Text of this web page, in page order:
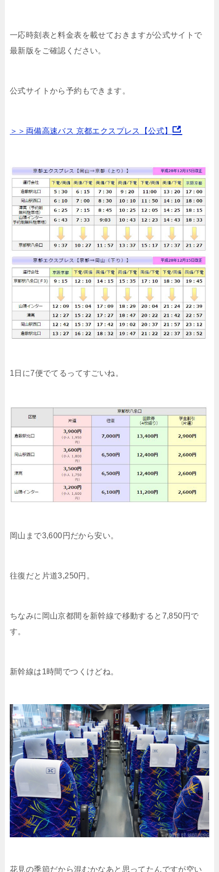
一応時刻表と料金表を載せておきますが公式サイトで
最新版をご確認ください。
公式サイトから予約もできます。
＞＞両備高速バス 京都エクスプレス【公式】
1日に7便でてるってすごいね。
岡山まで3,600円だから安い。
往復だと片道3,250円。
ちなみに岡山京都間を新幹線で移動すると7,850円で
す。
新幹線は1時間でつくけどね。
花見の季節だから混むかなあと思ってたんですが空い